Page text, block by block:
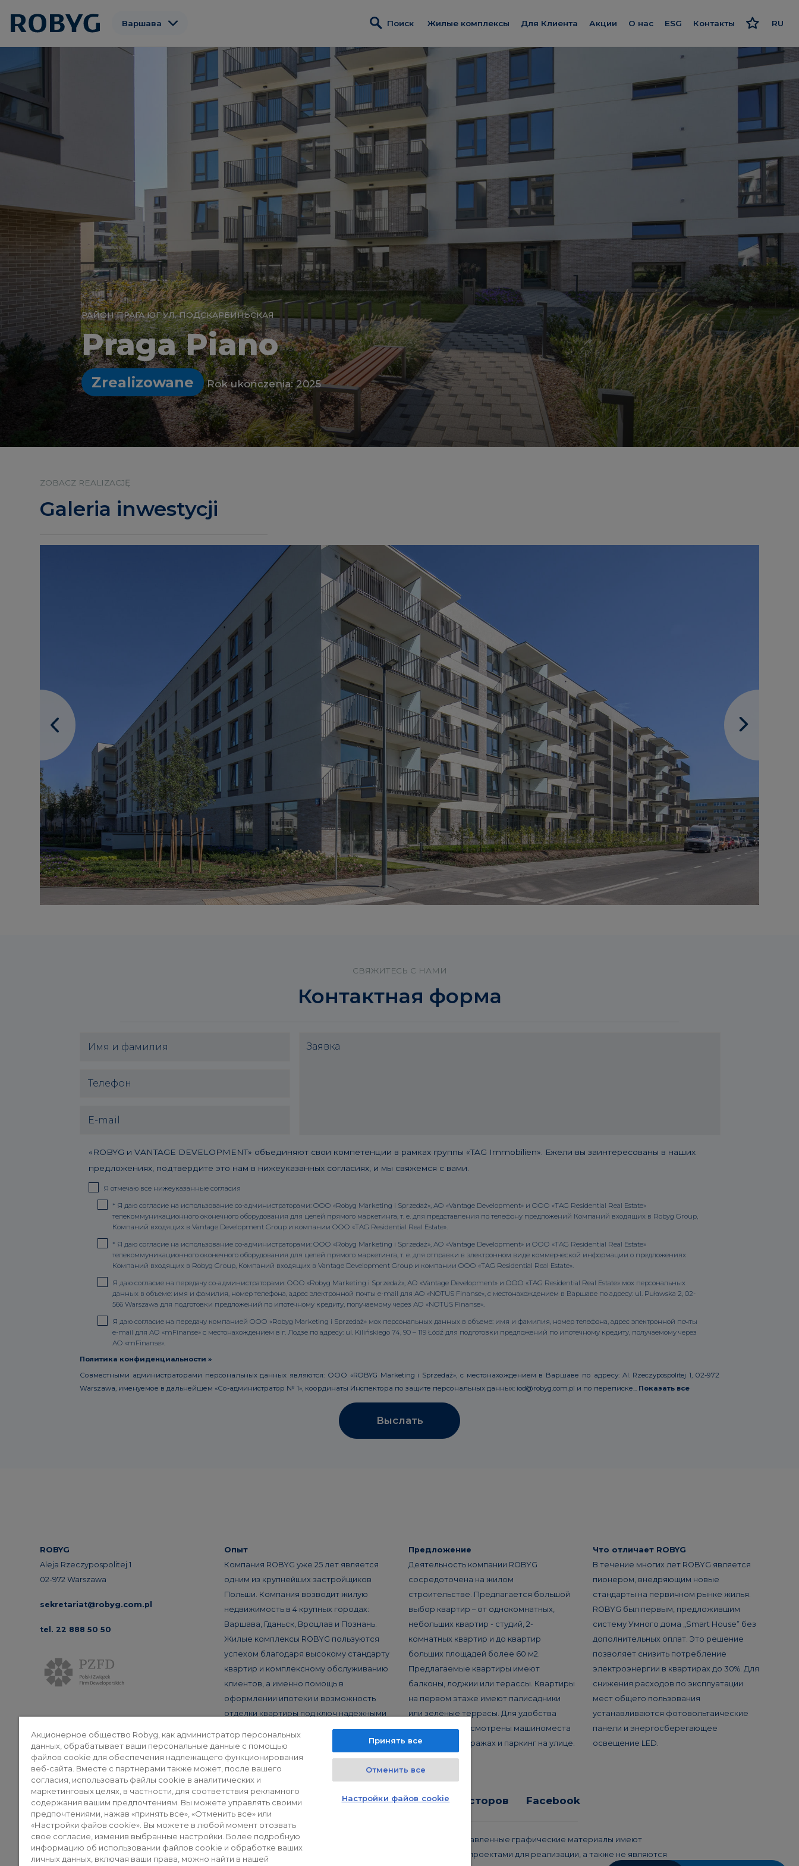
Варшава
Гданьск
Поиск Жилые комплексы
Жилые комплексы
ЖK «Osiedle Kameralne»
ЖK «Rytm Mokotowa»
ЖK «Modern City»
Реализованные объекты
Коммерческая недвижимость
Для Клиента
Ипотека
Программа рекомендаций
Защитник Клиентов
Дневник строительных
работ
Панель Клиента
Акции О нас
Познакомьтесь с нами
Наш стандарт
Мы даём больше
Smart House by Keemple
Купим участки
Компании группы
Для инвестора
Карьера
ESG
Ответственный подход
Стратегия и отчеты
Политика
Контакты RU
PL
РАЙОН ПРАГА ЮГ УЛ. ПОДСКАРБИНЬСКАЯ
Praga Piano
Zrealizowane Rok ukończenia: 2025
ZOBACZ REALIZACJĘ
Galeria inwestycji
СВЯЖИТЕСЬ С НАМИ
Контактная форма
«ROBYG и VANTAGE DEVELOPMENT» объединяют свои компетенции в рамках группы «TAG Immobilien». Ежели вы заинтересованы в наших
предложениях, подтвердите это нам в нижеуказанных согласиях, и мы свяжемся с вами.
Я отмечаю все нижеуказанные согласия
* Я даю согласие на использование со-администраторами: ООО «Robyg Marketing i Sprzedaż», АО «Vantage Development» и ООО «TAG Residential Real Estate»
телекоммуникационного оконечного оборудования для целей прямого маркетинга, т. е. для представления по телефону предложений Компаний входящих в Robyg Group,
Компаний входящих в Vantage Development Group и компании ООО «TAG Residential Real Estate».
* Я даю согласие на использование со-администраторами: ООО «Robyg Marketing i Sprzedaż», АО «Vantage Development» и ООО «TAG Residential Real Estate»
телекоммуникационного оконечного оборудования для целей прямого маркетинга, т. е. для отправки в электронном виде коммерческой информации о предложениях
Компаний входящих в Robyg Group, Компаний входящих в Vantage Development Group и компании ООО «TAG Residential Real Estate».
Я даю согласие на передачу со-администраторами: ООО «Robyg Marketing i Sprzedaż», АО «Vantage Development» и ООО «TAG Residential Real Estate» мох персональных
данных в объеме: имя и фамилия, номер телефона, адрес электронной почты e-mail для АО «NOTUS Finanse», с местонахождением в Варшаве по адресу: ul. Puławska 2, 02-
566 Warszawа для подготовки предложений по ипотечному кредиту, получаемому через АО «NOTUS Finanse».
Я даю согласие на передачу компанией ООО «Robyg Marketing i Sprzedaż» мох персональных данных в объеме: имя и фамилия, номер телефона, адрес электронной почты
e-mail для АО «mFinanse» с местонахождением в г. Лодзе по адресу: ul. Kilińskiego 74, 90 – 119 Łódź для подготовки предложений по ипотечному кредиту, получаемому через
АО «mFinanse».
Политика конфиденциальности »
Совместными администраторами персональных данных являются: ООО «ROBYG Marketing i Sprzedaż», с местонахождением в Варшаве по адресу: Al. Rzeczypospolitej 1, 02-972
Warszawa, именуемое в дальнейшем «Со-администратор № 1», координаты Инспектора по защите персональных данных: iod@robyg.com.pl и по переписке... Показать все
Выслать
ROBYG
Aleja Rzeczypospolitej 1
02-972 Warszawa
sekretariat@robyg.com.pl
tel. 22 888 50 50
Опыт
Компания ROBYG уже 25 лет является
одним из крупнейших застройщиков
Польши. Компания возводит жилую
недвижимость в 4 крупных городах:
Варшава, Гданьск, Вроцлав и Познань.
Жилые комплексы ROBYG пользуются
успехом благодаря высокому стандарту
квартир и комплексному обслуживанию
клиентов, а именно помощь в
оформлении ипотеки и возможность
отделки квартиры под ключ надежными
и солидными подрядчиками.
Предложение
Деятельность компании ROBYG
сосредоточена на жилом
строительстве. Предлагается большой
выбор квартир – от однокомнатных,
небольших квартир - студий, 2-
комнатных квартир и до квартир
больших площадей более 60 м2.
Предлагаемые квартиры имеют
балконы, лоджии или терассы. Квартиры
на первом этаже имеют палисадники
или зелёные террасы. Для удобства
жителей предусмотрены машиноместа
в подземных гаражах и паркинг на улице.
Что отличает ROBYG
В течение многих лет ROBYG является
пионером, внедряющим новые
стандарты на первичном рынке жилья.
ROBYG был первым, предложившим
систему Умного дома „Smart House” без
дополнительных оплат. Это решение
позволяет снизить потребление
электроэнергии в квартирах до 30%. Для
снижения расходов по эксплуатации
мест общего пользования
устанавливаются фотовольтаические
панели и энергосберегающее
освещение LED.
Политика конфиденциальности Для инвесторов Facebook
© 2026 ROBYG. Все права защищены. Вышеуказанное предложение и представленные графические материалы имеют
исключительно информационный характер и не могут считаться окончательными проектами для реализации, а также не являются
Акционерное общество Robyg, как администратор персональных
данных, обрабатывает ваши персональные данные с помощью
файлов cookie для обеспечения надлежащего функционирования
веб-сайта. Вместе с партнерами также может, после вашего
согласия, использовать файлы cookie в аналитических и
маркетинговых целях, в частности, для соответствия рекламного
содержания вашим предпочтениям. Вы можете управлять своими
предпочтениями, нажав «принять все», «Отменить все» или
«Настройки файов cookie». Вы можете в любой момент отозвать
свое согласие, изменив выбранные настройки. Более подробную
информацию об использовании файлов cookie и обработке ваших
личных данных, включая ваши права, можно найти в нашей
Принять все
Отменить все
Настройки файов cookie